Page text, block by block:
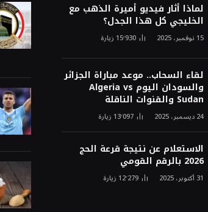
لماذا أثار فيديو أميرة الذهب مع
الخليجي كل هذا الجدل؟
15 نوفمبر، 2025 15٬930 زيارة
لقاء السحاب.. موعد مباراة الجزائر
والسودان اليوم Algeria vs
Sudan والقنوات الناقلة
24 ديسمبر، 2025 13٬097 زيارة
الاستعلام عن نتيجة قرعة الحج
2026 بالرقم القومي
31 أكتوبر، 2025 12٬279 زيارة